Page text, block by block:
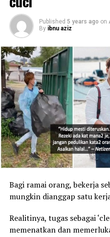
Published 5 years ago on
By ibnu aziz
Bagi ramai orang, bekerja
mungkin dianggap satu
Realitinya, tugas sebagai
memenatkan dan